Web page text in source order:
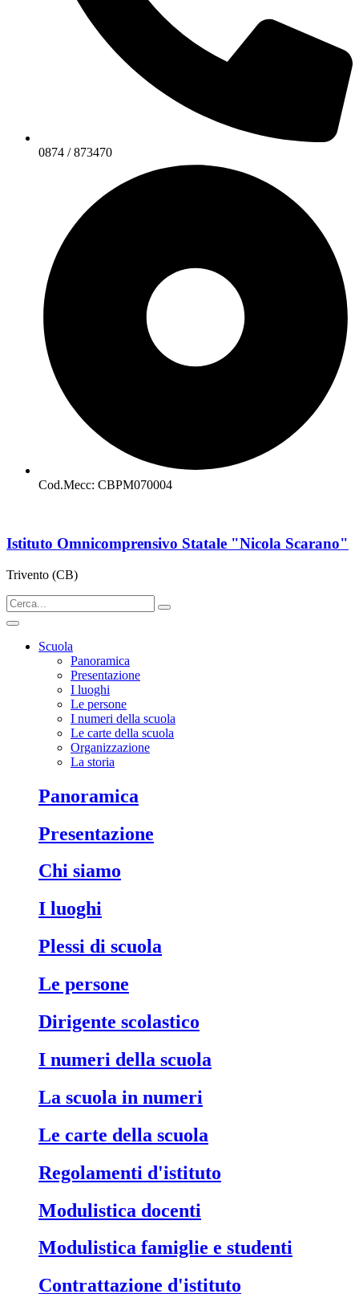
0874 / 873470
Cod.Mecc: CBPM070004
Istituto Omnicomprensivo Statale "Nicola Scarano"
Trivento (CB)
Scuola
Panoramica
Presentazione
I luoghi
Le persone
I numeri della scuola
Le carte della scuola
Organizzazione
La storia
Panoramica
Presentazione
Chi siamo
I luoghi
Plessi di scuola
Le persone
Dirigente scolastico
I numeri della scuola
La scuola in numeri
Le carte della scuola
Regolamenti d'istituto
Modulistica docenti
Modulistica famiglie e studenti
Contrattazione d'istituto